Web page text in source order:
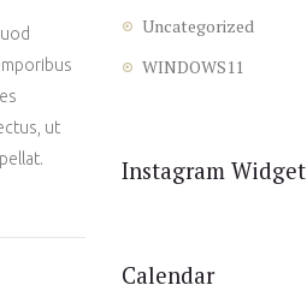
ut
Uncategorized
WINDOWS11
Instagram Widget
Calendar